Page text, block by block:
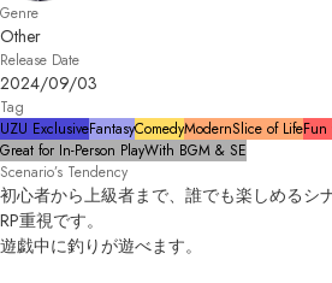
Genre
Other
Release Date
2024/09/03
Tag
UZU ExclusiveFantasyComedyModernSlice of Life
Great for In-Person PlayWith BGM & SE
Scenario’s Tendency
初心者から上級者まで、誰でも楽しめるシ
RP重視です。
遊戯中に釣りが遊べます。